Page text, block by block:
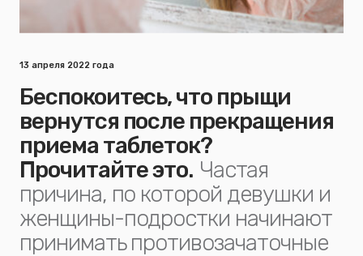
13 апреля 2022 года
Беспокоитесь, что прыщи
вернутся после прекращения
приема таблеток?
Прочитайте это. Частая
причина, по которой девушки и
женщины-подростки начинают
принимать противозачаточные